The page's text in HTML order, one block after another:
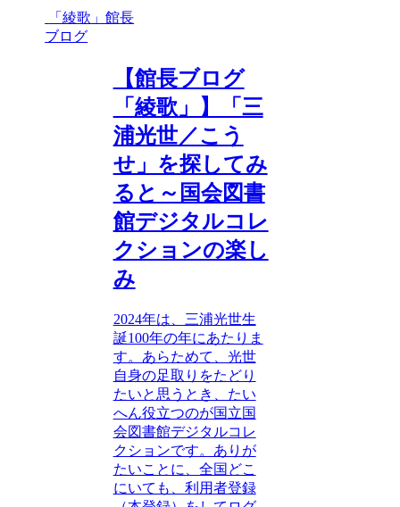
「綾歌」館長
ブログ
【館長ブログ
「綾歌」】「三
浦光世／こう
せ」を探してみ
ると～国会図書
館デジタルコレ
クションの楽し
み
2024年は、三浦光世生
誕100年の年にあたりま
す。あらためて、光世
自身の足取りをたどり
たいと思うとき、たい
へん役立つのが国立国
会図書館デジタルコレ
クションです。ありが
たいことに、全国どこ
にいても、利用者登録